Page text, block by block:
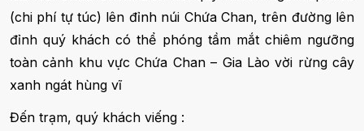
(chi phí tự túc) lên đỉnh núi Chứa Chan, trên đường lên
đỉnh quý khách có thể phóng tầm mắt chiêm ngưỡng
toàn cảnh khu vực Chứa Chan – Gia Lào vời rừng cây
xanh ngát hùng vĩ
Đến trạm, quý khách viếng :